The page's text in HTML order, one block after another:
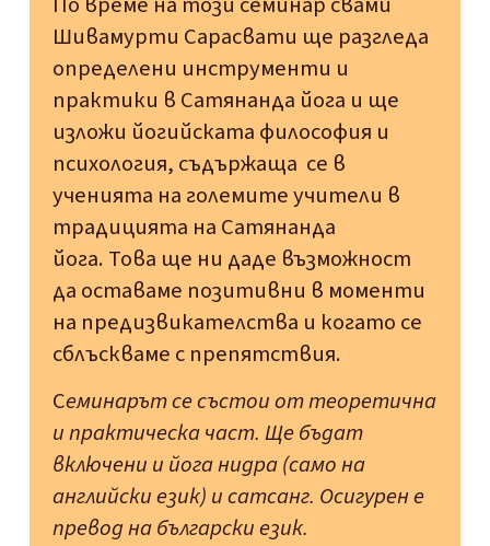
Шивамурти Сарасвати ще разгледа
определени инструменти и
практики в Сатянанда йога и ще
изложи йогийската философия и
психология, съдържаща се в
ученията на големите учители в
традицията на Сатянанда
йога. Това ще ни даде възможност
да оставаме позитивни в моменти
на предизвикателства и когато се
сблъскваме с препятствия.
Семинарът се състои от теоретична
и практическа част. Ще бъдат
включени и йога нидра (само на
английски език) и сатсанг. Осигурен е
превод на български език.